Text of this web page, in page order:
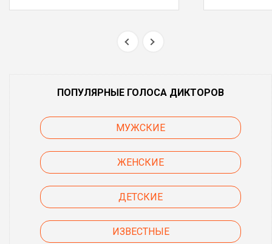
ПОПУЛЯРНЫЕ ГОЛОСА ДИКТОРОВ
МУЖСКИЕ
ЖЕНСКИЕ
ДЕТСКИЕ
ИЗВЕСТНЫЕ